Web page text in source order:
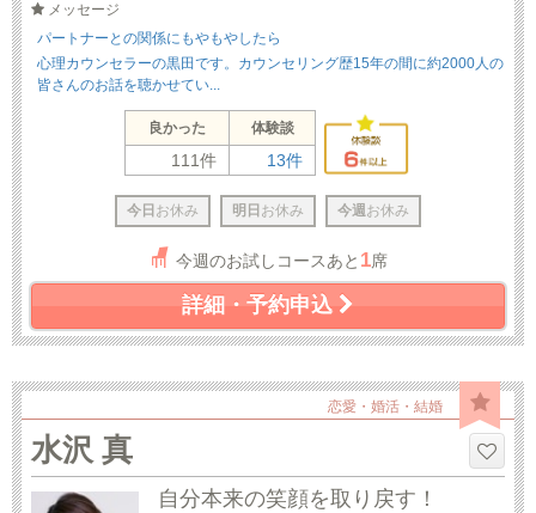
メッセージ
パートナーとの関係にもやもやしたら
心理カウンセラーの黒田です。カウンセリング歴15年の間に約2000人の
皆さんのお話を聴かせてい...
良かった 体験談
111件 13件
今日 お休み 明日 お休み 今週 お休み
今週のお試しコースあと 1席
詳細・予約申込
恋愛・婚活・結婚
水沢 真
自分本来の笑顔を取り戻す！